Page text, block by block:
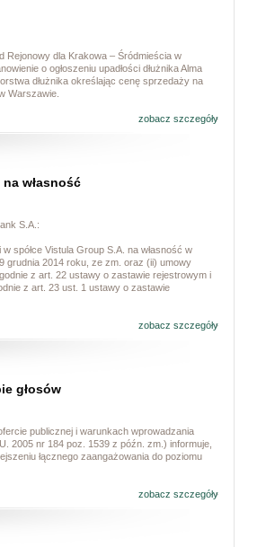
Rejonowy dla Krakowa – Śródmieścia w
o ogłoszeniu upadłości dłużnika Alma
dłużnika określając cenę sprzedaży na
Warszawie.
zobacz szczegóły
własność
S.A.:
spółce Vistula Group S.A. na własność w
grudnia 2014 roku, ze zm. oraz (ii) umowy
z art. 22 ustawy o zastawie rejestrowym i
z art. 23 ust. 1 ustawy o zastawie
zobacz szczegóły
głosów
publicznej i warunkach wprowadzania
2005 nr 184 poz. 1539 z późn. zm.) informuje,
łącznego zaangażowania do poziomu
zobacz szczegóły